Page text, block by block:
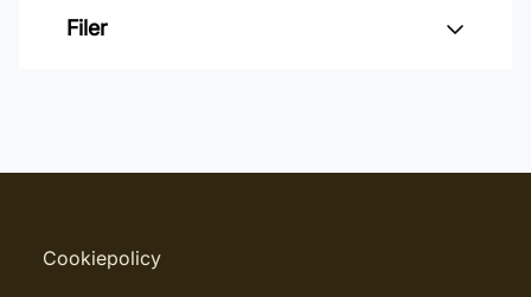
Varumärke: Mäster
Filer
Cookiepolicy